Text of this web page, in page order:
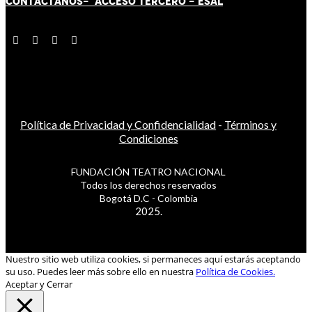
Política de Privacidad y Confidencialidad - Términos y
Condiciones
FUNDACIÓN TEATRO NACIONAL
Todos los derechos reservados
Bogotá D.C - Colombia
2025.
Nuestro sitio web utiliza cookies, si permaneces aquí estarás aceptando
su uso. Puedes leer más sobre ello en nuestra Política de Cookies.
Aceptar y Cerrar